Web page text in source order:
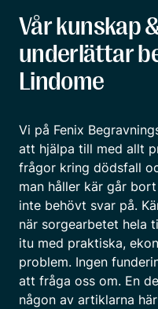
Vår kunskap
underlättar
Lindome
Vi på Fenix
att hjälpa till med allt
frågor kring dödsfall
man håller kär går
inte behövt svar på.
när sorgearbetet hela
itu med praktiska,
problem. Ingen
att fråga oss om. En
någon av artiklarna